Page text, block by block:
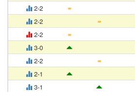
2-2
=
2-2
=
2-2
=
3-0
2-2
=
2-1
3-1